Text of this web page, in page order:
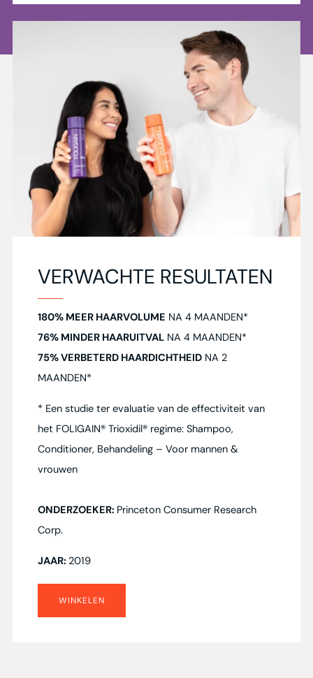
VERWACHTE RESULTATEN
180% MEER HAARVOLUME NA 4 MAANDEN*
76% MINDER HAARUITVAL NA 4 MAANDEN*
75% VERBETERD HAARDICHTHEID NA 2
MAANDEN*
* Een studie ter evaluatie van de effectiviteit van
het FOLIGAIN® Trioxidil® regime: Shampoo,
Conditioner, Behandeling – Voor mannen &
vrouwen
ONDERZOEKER: Princeton Consumer Research
Corp.
JAAR: 2019
WINKELEN